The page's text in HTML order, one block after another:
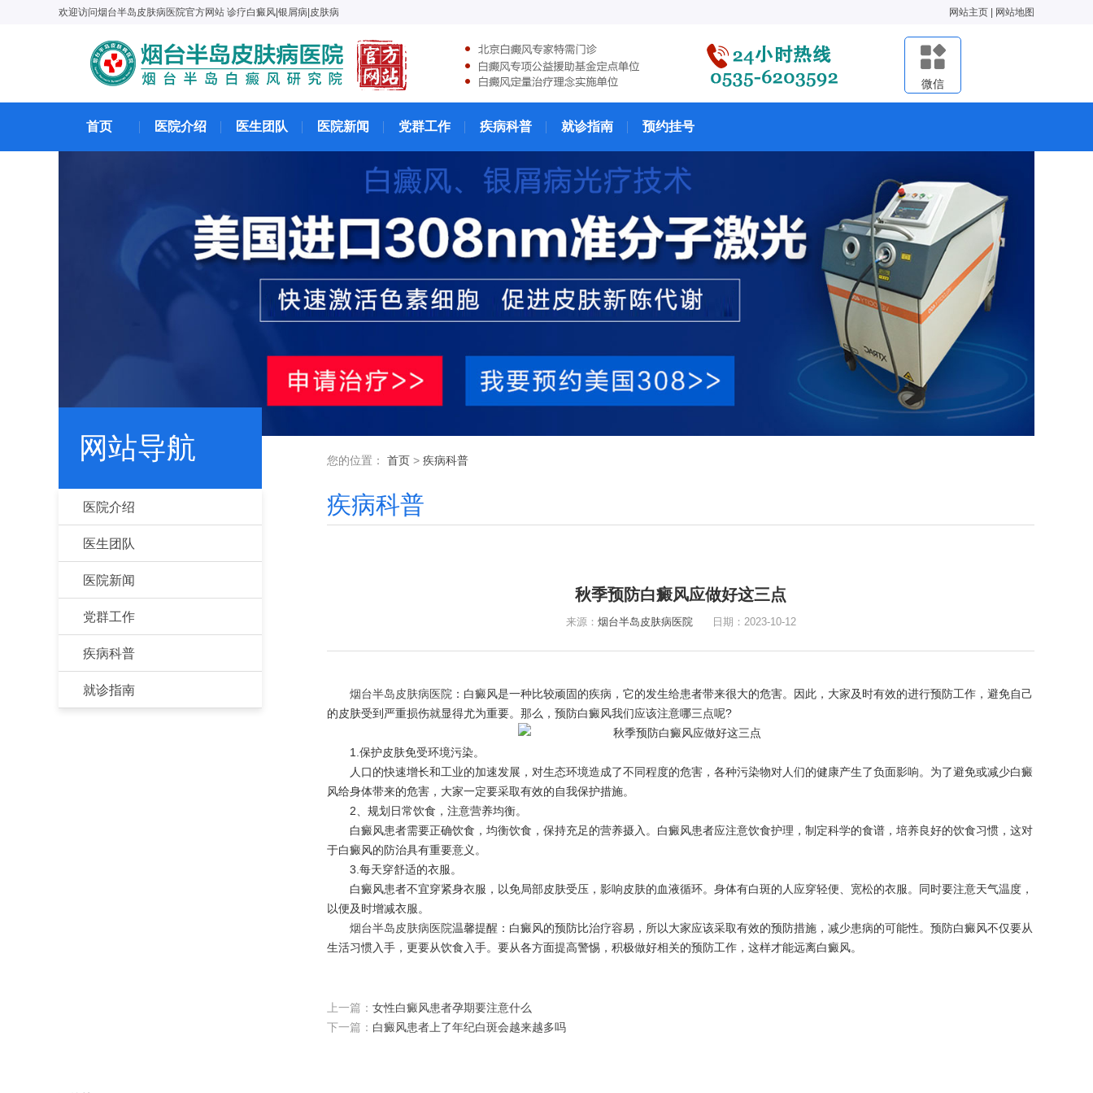
欢迎访问烟台半岛皮肤病医院官方网站 诊疗白癜风|银屑病|皮肤病 网站主页 网站地图
微信
首页 医院介绍 医生团队 医院新闻 党群工作 疾病科普 就诊指南 预约挂号
网站导航
医院介绍
医生团队
医院新闻
党群工作
疾病科普
就诊指南
您的位置： 首页 > 疾病科普
疾病科普
秋季预防白癜风应做好这三点
来源： 烟台半岛皮肤病医院日期：2023-10-12
烟台半岛皮肤病医院 ：白癜风是一种比较顽固的疾病，它的发生给患者带来很大的危害。因此，大家及时有效的进行预防工作，避免自己
的皮肤受到严重损伤就显得尤为重要。那么，预防白癜风我们应该注意哪三点呢?
1.保护皮肤免受环境污染。
人口的快速增长和工业的加速发展，对生态环境造成了不同程度的危害，各种污染物对人们的健康产生了负面影响。为了避免或减少白癜
风给身体带来的危害，大家一定要采取有效的自我保护措施。
2、规划日常饮食，注意营养均衡。
白癜风患者需要正确饮食，均衡饮食，保持充足的营养摄入。白癜风患者应注意饮食护理，制定科学的食谱，培养良好的饮食习惯，这对
于白癜风的防治具有重要意义。
3.每天穿舒适的衣服。
白癜风患者不宜穿紧身衣服，以免局部皮肤受压，影响皮肤的血液循环。身体有白斑的人应穿轻便、宽松的衣服。同时要注意天气温度，
以便及时增减衣服。
烟台半岛皮肤病医院温馨提醒：白癜风的预防比治疗容易，所以大家应该采取有效的预防措施，减少患病的可能性。预防白癜风不仅要从
生活习惯入手，更要从饮食入手。要从各方面提高警惕，积极做好相关的预防工作，这样才能远离白癜风。
上一篇： 女性白癜风患者孕期要注意什么
下一篇： 白癜风患者上了年纪白斑会越来越多吗